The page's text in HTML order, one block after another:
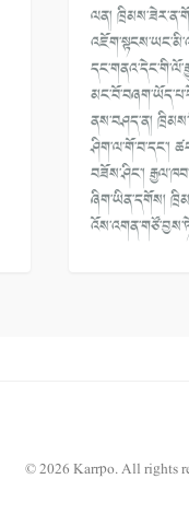
ལན།
ནས་བཤད་ན།
ཤིག་ལ་གོ་བ་དང་།
བཟོས་ཤིང་།
ཞིག་ཡིན་དགོས།
© 2026 Karrpo. All rights